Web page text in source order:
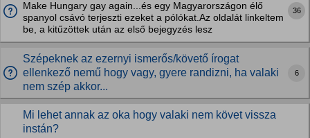
Make Hungary gay again...és egy Magyarországon élő
spanyol csávó terjeszti ezeket a pólókat.Az oldalát linkeltem
be, a kitűzöttek után az első bejegyzés lesz
36
Szépeknek az ezernyi ismerős/követő írogat
ellenkező nemű hogy vagy, gyere randizni, ha valaki
nem szép akkor...
6
Mi lehet annak az oka hogy valaki nem követ vissza
instán?